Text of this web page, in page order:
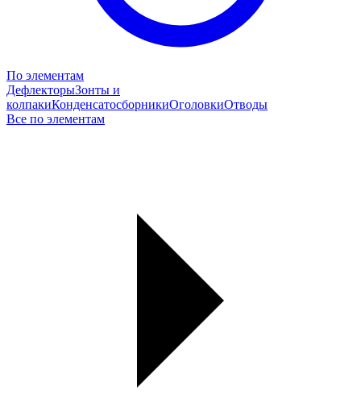
По элементам
ДефлекторыЗонты и
колпакиКонденсатосборникиОголовкиОтводы
Все по элементам